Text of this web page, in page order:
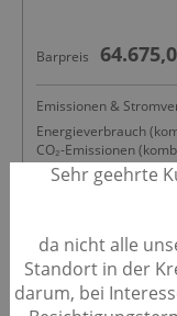
Barpreis
Emissionen &
Energieverbrauch
CO₂-Emissionen
CO₂-Klasse: A
Sehr geehrte
da nicht alle
Standort in der
darum, bei